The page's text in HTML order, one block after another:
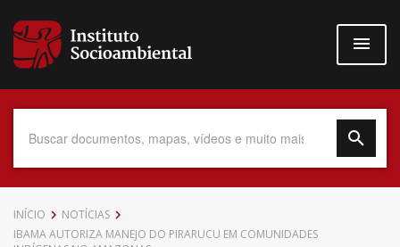
para
conteúdo
Data do Documento
INÍCIO
NOTÍCIAS
IBAMA AUTORIZA MANEJO DO PIRARUCU EM COMUNIDADES